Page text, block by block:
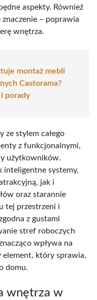
aspekty. Również
znaczenie – poprawia
wnętrza.
montaż mebli
Castorama?
porady
ze stylem całego
z funkcjonalnymi,
użytkowników.
inteligentne systemy,
jak i
oraz starannie
tej przestrzeni i
z gustami
stref roboczych
wpływa na
który sprawia,
domu.
wnętrza w